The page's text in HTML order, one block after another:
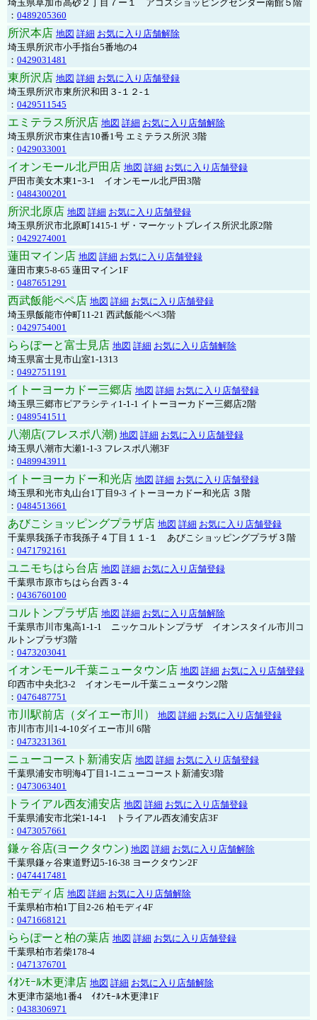
埼玉県草加市高砂２丁目７ー１ アコスショッピングセンター南館５階
： 0489205360
所沢本店 地図 詳細 お気に入り店舗解除
埼玉県所沢市小手指台5番地の4
： 0429031481
東所沢店 地図 詳細 お気に入り店舗登録
埼玉県所沢市東所沢和田３-１２-１
： 0429511545
エミテラス所沢店 地図 詳細 お気に入り店舗解除
埼玉県所沢市東住吉10番1号 エミテラス所沢 3階
： 0429033001
イオンモール北戸田店 地図 詳細 お気に入り店舗登録
戸田市美女木東1ｰ3‐1 イオンモール北戸田3階
： 0484300201
所沢北原店 地図 詳細 お気に入り店舗登録
埼玉県所沢市北原町1415-1 ザ・マーケットプレイス所沢北原2階
： 0429274001
蓮田マイン店 地図 詳細 お気に入り店舗登録
蓮田市東5-8-65 蓮田マイン1F
： 0487651291
西武飯能ペペ店 地図 詳細 お気に入り店舗登録
埼玉県飯能市仲町11-21 西武飯能ペペ3階
： 0429754001
ららぽーと富士見店 地図 詳細 お気に入り店舗解除
埼玉県富士見市山室1-1313
： 0492751191
イトーヨーカドー三郷店 地図 詳細 お気に入り店舗登録
埼玉県三郷市ピアラシティ1-1-1 イトーヨーカドー三郷店2階
： 0489541511
八潮店(フレスポ八潮) 地図 詳細 お気に入り店舗登録
埼玉県八潮市大瀬1-1-3 フレスポ八潮3F
： 0489943911
イトーヨーカドー和光店 地図 詳細 お気に入り店舗登録
埼玉県和光市丸山台1丁目9-3 イトーヨーカドー和光店 ３階
： 0484513661
あびこショッピングプラザ店 地図 詳細 お気に入り店舗登録
千葉県我孫子市我孫子４丁目１１-１ あびこショッピングプラザ３階
： 0471792161
ユニモちはら台店 地図 詳細 お気に入り店舗登録
千葉県市原市ちはら台西３-４
： 0436760100
コルトンプラザ店 地図 詳細 お気に入り店舗解除
千葉県市川市鬼高1-1-1 ニッケコルトンプラザ イオンスタイル市川コ
ルトンプラザ3階
： 0473203041
イオンモール千葉ニュータウン店 地図 詳細 お気に入り店舗登録
印西市中央北3-2 イオンモール千葉ニュータウン2階
： 0476487751
市川駅前店（ダイエー市川） 地図 詳細 お気に入り店舗登録
市川市市川1-4-10ダイエー市川 6階
： 0473231361
ニューコースト新浦安店 地図 詳細 お気に入り店舗登録
千葉県浦安市明海4丁目1-1ニューコースト新浦安3階
： 0473063401
トライアル西友浦安店 地図 詳細 お気に入り店舗登録
千葉県浦安市北栄1-14-1 トライアル西友浦安店3F
： 0473057661
鎌ヶ谷店(ヨークタウン) 地図 詳細 お気に入り店舗解除
千葉県鎌ヶ谷東道野辺5-16-38 ヨークタウン2F
： 0474417481
柏モディ店 地図 詳細 お気に入り店舗解除
千葉県柏市柏1丁目2-26 柏モディ4F
： 0471668121
ららぽーと柏の葉店 地図 詳細 お気に入り店舗登録
千葉県柏市若柴178-4
： 0471376701
ｲｵﾝﾓｰﾙ木更津店 地図 詳細 お気に入り店舗解除
木更津市築地1番4 ｲｵﾝﾓｰﾙ木更津1F
： 0438306971